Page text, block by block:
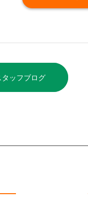
ッフブログ